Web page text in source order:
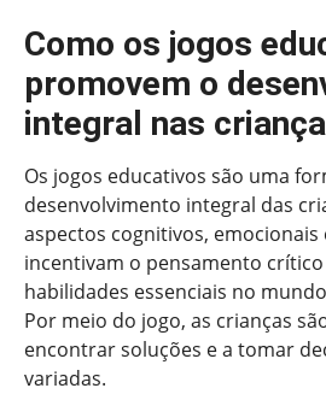
Como os jogos
promovem o
integral nas
Os jogos educativos são uma
desenvolvimento integral das
aspectos cognitivos, emocionais
incentivam o pensamento
habilidades essenciais no
Por meio do jogo, as crianças
encontrar soluções e a tomar
variadas.